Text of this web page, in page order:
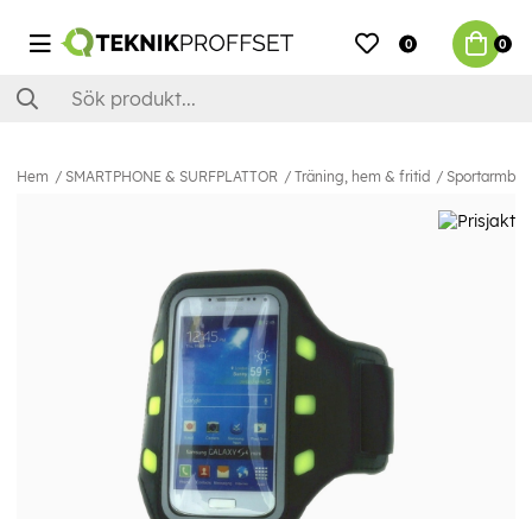
0 0
Hem SMARTPHONE & SURFPLATTOR Träning, hem & fritid